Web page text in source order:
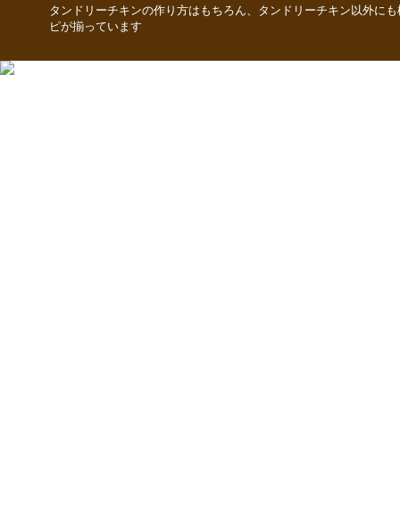
タンドリーチキンの作り方はもちろん、タンドリーチキン以外に
ピが揃っています